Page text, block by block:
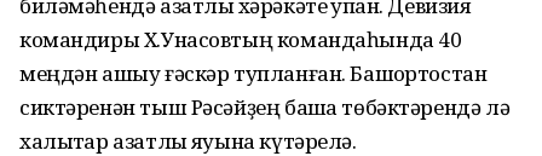
командиры Х.Унасовтың командаһында 40
меңдән ашыу ғәскәр тупланған. Башҡортостан
сиктәренән тыш Рәсәйҙең башҡа төбәктәрендә лә
халыҡтар азатлыҡ яуына күтәрелә.